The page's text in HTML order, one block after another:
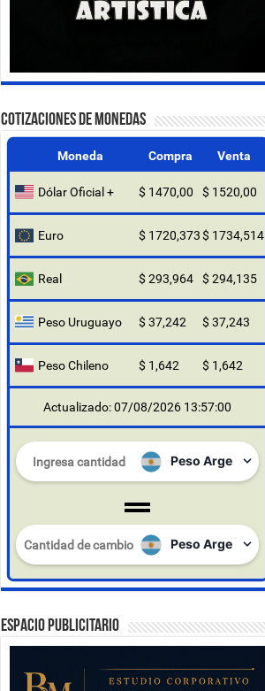
COTIZACIONES DE MONEDAS
Moneda Compra Venta
Dólar Oficial + $ 1470,00 $ 1520,00
Euro $ 1720,373$ 1734,514
Real $ 293,964 $ 294,135
Peso Uruguayo $ 37,242 $ 37,243
Peso Chileno $ 1,642 $ 1,642
Actualizado: 07/08/2026 13:57:00
ESPACIO PUBLICITARIO